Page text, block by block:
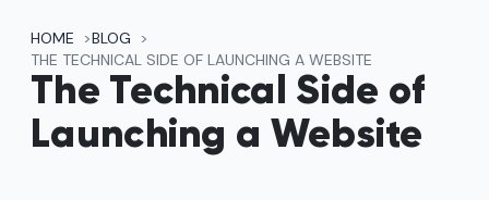
HOME
BLOG
THE TECHNICAL SIDE OF LAUNCHING A WEBSITE
The Technical Side of
Launching a Website